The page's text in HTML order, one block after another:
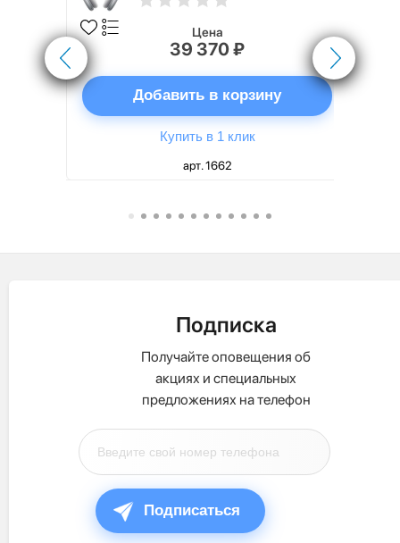
Цена
39 370 ₽
Добавить в корзину
Купить в 1 клик
арт. 1662
Подписка
Получайте оповещения об
акциях и специальных
предложениях на телефон
Подписаться